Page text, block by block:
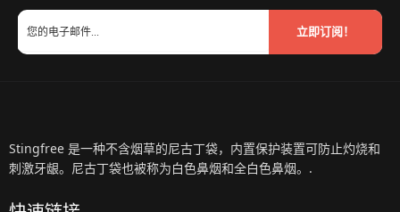
立即订阅！
Stingfree 是一种不含烟草的尼古丁袋，内置保护装置可防止灼烧和
刺激牙龈。尼古丁袋也被称为白色鼻烟和全白色鼻烟。.